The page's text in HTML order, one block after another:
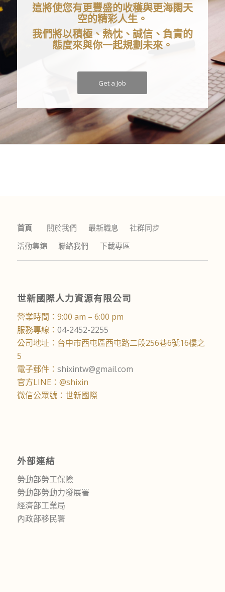
這將使您有更豐盛的收穫與更海闊天
空的精彩人生。
我們將以積極、熱忱、誠信、負責的
態度來與你一起規劃未來。
Get a Job
首頁 關於我們 最新職息
社群同步
活動集錦
聯絡我們 下載專區
世新國際人力資源有限公司
營業時間：9:00 am – 6:00 pm
服務專線： 04-2452-2255
公司地址：台中市西屯區西屯路二段256巷6號16樓之
5
電子郵件： shixintw@gmail.com
官方LINE：@shixin
微信公眾號：世新國際
外部連結
勞動部勞工保險
勞動部勞動力發展署
經濟部工業局
內政部移民署